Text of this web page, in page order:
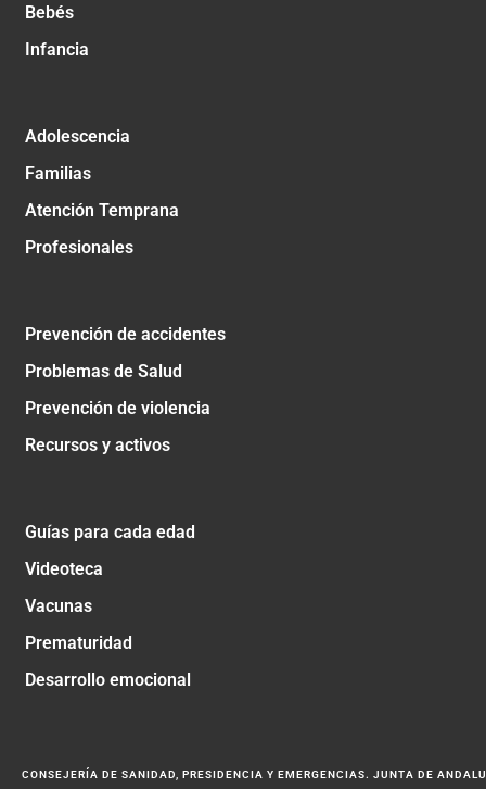
Bebés
Infancia
Adolescencia
Familias
Atención Temprana
Profesionales
Prevención de accidentes
Problemas de Salud
Prevención de violencia
Recursos y activos
Guías para cada edad
Videoteca
Vacunas
Prematuridad
Desarrollo emocional
CONSEJERÍA DE SANIDAD, PRESIDENCIA Y EMERGENCIAS. JUNTA DE